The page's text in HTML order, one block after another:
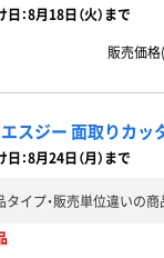
日：8月18日（火）まで
販売価格
スジー 面取りカッ
日：8月24日（月）まで
タイプ・販売単位違いの商